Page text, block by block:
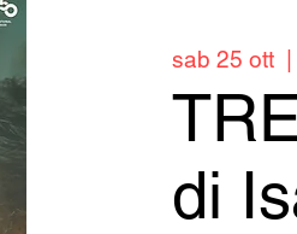
sab 25 ott
di